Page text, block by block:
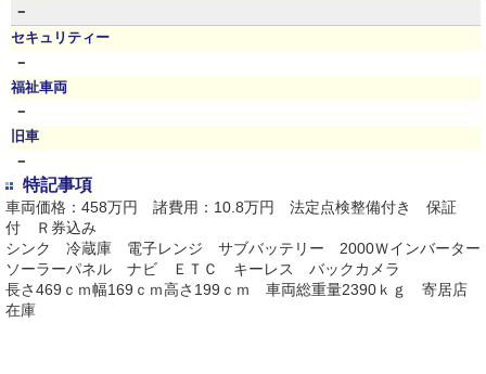
－
セキュリティー
－
福祉車両
－
旧車
－
特記事項
車両価格：458万円 諸費用：10.8万円 法定点検整備付き 保証
付 Ｒ券込み
シンク 冷蔵庫 電子レンジ サブバッテリー 2000Ｗインバーター
ソーラーパネル ナビ ＥＴＣ キーレス バックカメラ
長さ469ｃｍ幅169ｃｍ高さ199ｃｍ 車両総重量2390ｋｇ 寄居店
在庫